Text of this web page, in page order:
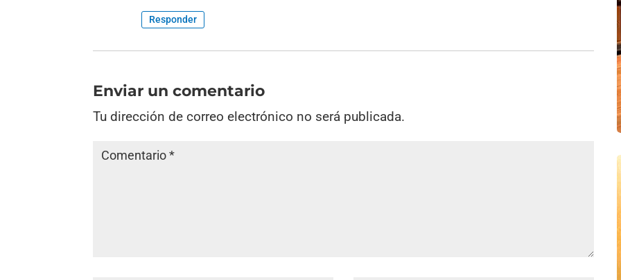
Responder
Enviar un comentario
Tu dirección de correo electrónico no será publicada.